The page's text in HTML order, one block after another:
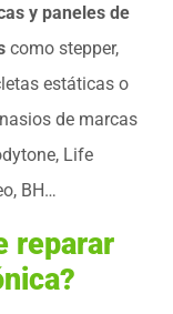
y paneles de
como stepper,
estáticas o
de marcas
Life
BH…
reparar